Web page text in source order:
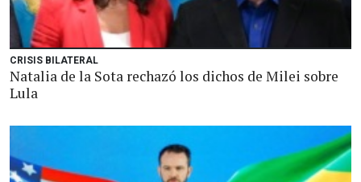
CRISIS BILATERAL
Natalia de la Sota rechazó los dichos de Milei sobre
Lula